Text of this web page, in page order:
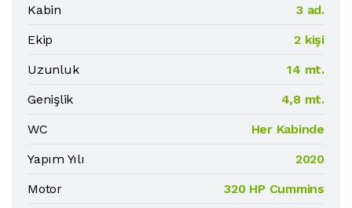
Kabin
3 ad.
Ekip
2 kişi
Uzunluk
14 mt.
Genişlik
4,8 mt.
WC
Her Kabinde
Yapım Yılı
2020
Motor
320 HP Cummins